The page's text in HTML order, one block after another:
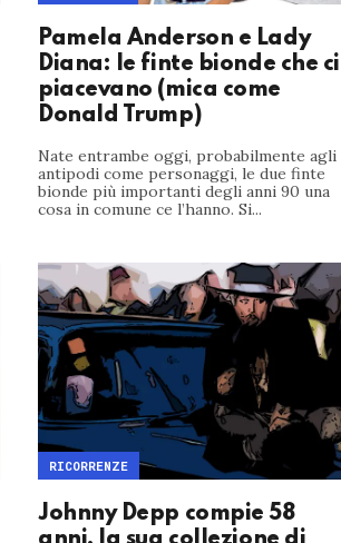
Pamela Anderson e Lady
Diana: le finte bionde che ci
piacevano (mica come
Donald Trump)
Nate entrambe oggi, probabilmente agli
antipodi come personaggi, le due finte
bionde più importanti degli anni 90 una
cosa in comune ce l’hanno. Si...
Johnny Depp compie 58
RICORRENZE